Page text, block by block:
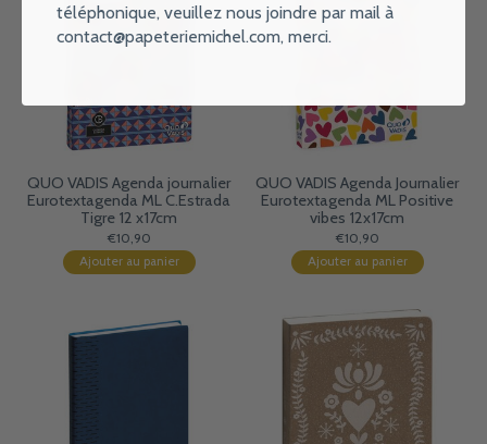
QUO VADIS Agenda journalier
Eurotextagenda ML C.Estrada
Tigre 12 x17cm
€10,90
Ajouter au panier
QUO VADIS Agenda Journalier
Eurotextagenda ML Positive
vibes 12x17cm
€10,90
Ajouter au panier
téléphonique, veuillez nous joindre par mail à
contact@papeteriemichel.com, merci.